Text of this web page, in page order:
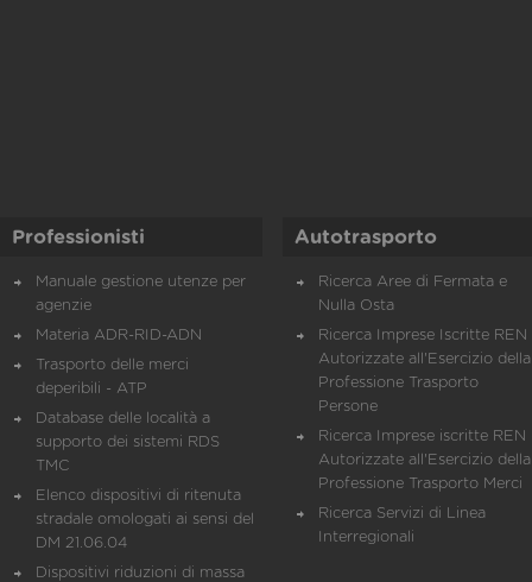
Professionisti
Manuale gestione utenze per
agenzie
Materia ADR-RID-ADN
Trasporto delle merci
deperibili - ATP
Database delle località a
supporto dei sistemi RDS
TMC
Elenco dispositivi di ritenuta
stradale omologati ai sensi del
DM 21.06.04
Dispositivi riduzioni di massa
Autotrasporto
Ricerca Aree di Fermata e
Nulla Osta
Ricerca Imprese Iscritte REN
Autorizzate all'Esercizio della
Professione Trasporto
Persone
Ricerca Imprese iscritte REN
Autorizzate all'Esercizio della
Professione Trasporto Merci
Ricerca Servizi di Linea
Interregionali